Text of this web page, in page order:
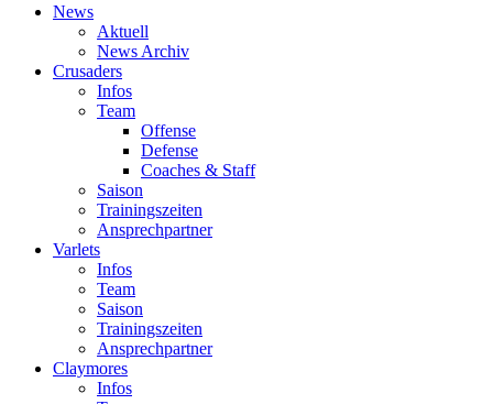
News
Aktuell
News Archiv
Crusaders
Infos
Team
Offense
Defense
Coaches & Staff
Saison
Trainingszeiten
Ansprechpartner
Varlets
Infos
Team
Saison
Trainingszeiten
Ansprechpartner
Claymores
Infos